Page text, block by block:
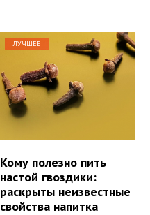
ЛУЧШЕЕ
Кому полезно пить
настой гвоздики:
раскрыты неизвестные
свойства напитка